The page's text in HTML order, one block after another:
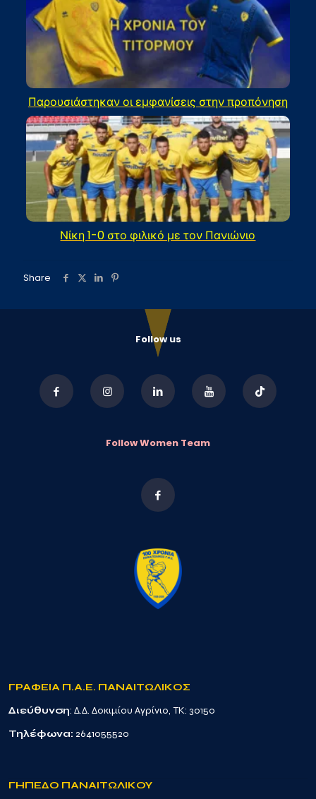
Παρουσιάστηκαν οι εμφανίσεις στην προπόνηση
Νίκη 1-0 στο φιλικό με τον Πανιώνιο
Share
Follow us
Follow Women Team
ΓΡΑΦΕΙΑ Π.Α.Ε. ΠΑΝΑΙΤΩΛΙΚΟΣ
Διεύθυνση: Δ.Δ. Δοκιμίου Αγρίνιο, TK: 30150
Τηλέφωνα: 2641055520
ΓΗΠΕΔΟ ΠΑΝΑΙΤΩΛΙΚΟΥ